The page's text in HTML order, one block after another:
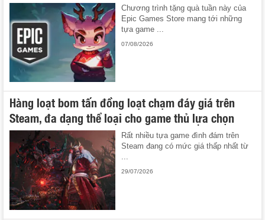
Chương trình tặng quà tuần này của
Epic Games Store mang tới những
tựa game ...
07/08/2026
Hàng loạt bom tấn đồng loạt chạm đáy giá trên
Steam, đa dạng thể loại cho game thủ lựa chọn
Rất nhiều tựa game đình đám trên
Steam đang có mức giá thấp nhất từ
...
29/07/2026